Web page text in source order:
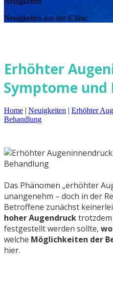
Neuigkeiten aus der iClinic
Erhöhter
Symptome und
Home | Neuigkeiten | Erhöhter
Behandlung
Das Phänomen „erhöhter
unangenehm – doch in der
Betroffene zunächst
hoher Augendruck
festgestellt werden sollte,
welche Möglichkeiten der
hier.